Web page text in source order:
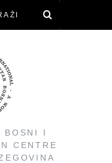
BOSNI I
CENTRE